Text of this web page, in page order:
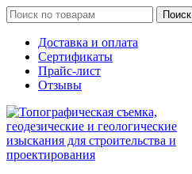
Поиск
Доставка и оплата
Сертификаты
Прайс-лист
Отзывы